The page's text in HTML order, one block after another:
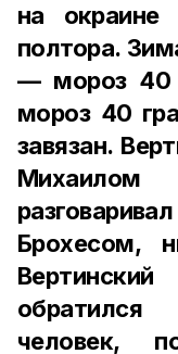
на
полтора.
— мороз 40
мороз 40
завязан.
Брохесом,
человек,